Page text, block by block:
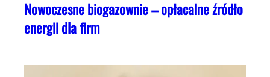
Nowoczesne biogazownie – opłacalne źródło
energii dla firm